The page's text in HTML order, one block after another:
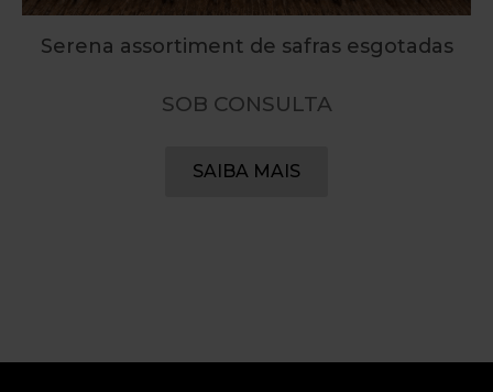
Serena assortiment de safras esgotadas
SOB CONSULTA
SAIBA MAIS